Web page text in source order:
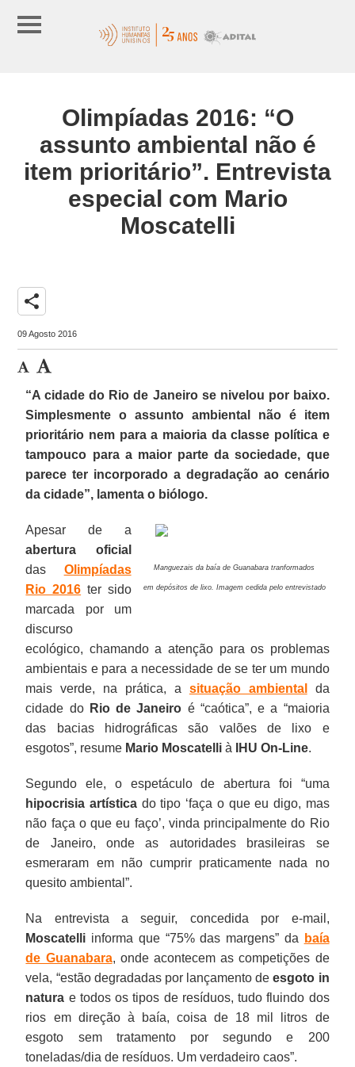
Olimpíadas 2016: “O
assunto ambiental não é
item prioritário”. Entrevista
especial com Mario
Moscatelli
share
09 Agosto 2016
“A cidade do Rio de Janeiro se nivelou por baixo.
Simplesmente o assunto ambiental não é item
prioritário nem para a maioria da classe política e
tampouco para a maior parte da sociedade, que
parece ter incorporado a degradação ao cenário
da cidade”, lamenta o biólogo.
Manguezais da baía de Guanabara tranformados
em depósitos de lixo. Imagem cedida pelo entrevistado
Apesar de a
abertura oficial
das Olimpíadas
Rio 2016 ter sido
marcada por um
discurso
ecológico, chamando a atenção para os problemas
ambientais e para a necessidade de se ter um mundo
mais verde, na prática, a situação ambiental
da
cidade do Rio de Janeiro é “caótica”, e a “maioria
das bacias hidrográficas são valões de lixo e
esgotos”, resume Mario Moscatelli à IHU On-Line.
Segundo ele, o espetáculo de abertura foi “uma
hipocrisia artística do tipo ‘faça o que eu digo, mas
não faça o que eu faço’, vinda principalmente do Rio
de Janeiro, onde as autoridades brasileiras se
esmeraram em não cumprir praticamente nada no
quesito ambiental”.
Na entrevista a seguir, concedida por e-mail,
Moscatelli informa que “75% das margens” da
baía
de Guanabara, onde acontecem as competições de
vela, “estão degradadas por lançamento deesgoto in
natura e todos os tipos de resíduos, tudo fluindo dos
rios em direção à baía, coisa de 18 mil litros de
esgoto sem tratamento por segundo e 200
toneladas/dia de resíduos. Um verdadeiro caos”.